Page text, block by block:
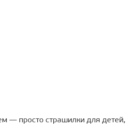
— просто страшилки для детей,